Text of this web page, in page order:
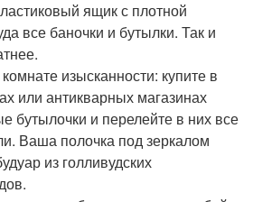
ящик с плотной
все баночки и бутылки. Так и
изысканности: купите в
или антикварных магазинах
бутылочки и перелейте в них все
Ваша полочка под зеркалом
из голливудских